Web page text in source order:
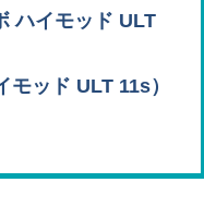
ハイモッド ULT
ッド ULT 11s）